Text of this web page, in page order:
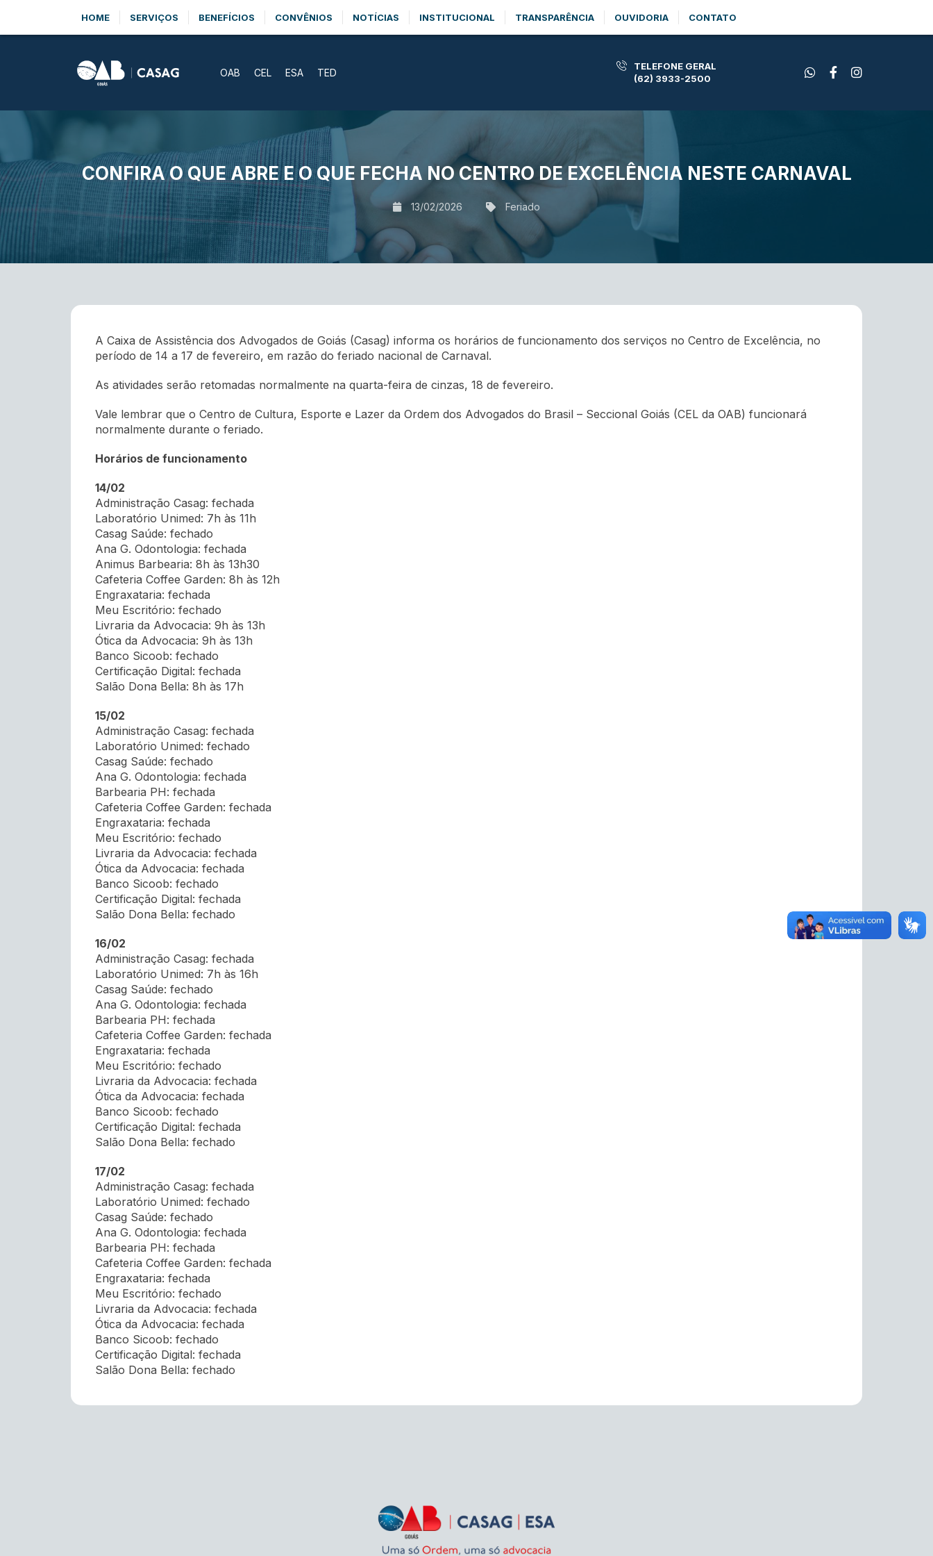
HOME SERVIÇOS BENEFÍCIOS CONVÊNIOS NOTÍCIAS INSTITUCIONAL TRANSPARÊNCIA OUVIDORIA CONTATO
OAB CEL ESA TED
TELEFONE GERAL
(62) 3933-2500
CONFIRA O QUE ABRE E O QUE FECHA NO CENTRO DE EXCELÊNCIA NESTE CARNAVAL
13/02/2026 Feriado
A Caixa de Assistência dos Advogados de Goiás (Casag) informa os horários de funcionamento dos serviços no Centro de Excelência, no
período de 14 a 17 de fevereiro, em razão do feriado nacional de Carnaval.
As atividades serão retomadas normalmente na quarta-feira de cinzas, 18 de fevereiro.
Vale lembrar que o Centro de Cultura, Esporte e Lazer da Ordem dos Advogados do Brasil – Seccional Goiás (CEL da OAB) funcionará
normalmente durante o feriado.
Horários de funcionamento
14/02
Administração Casag: fechada
Laboratório Unimed: 7h às 11h
Casag Saúde: fechado
Ana G. Odontologia: fechada
Animus Barbearia: 8h às 13h30
Cafeteria Coffee Garden: 8h às 12h
Engraxataria: fechada
Meu Escritório: fechado
Livraria da Advocacia: 9h às 13h
Ótica da Advocacia: 9h às 13h
Banco Sicoob: fechado
Certificação Digital: fechada
Salão Dona Bella: 8h às 17h
15/02
Administração Casag: fechada
Laboratório Unimed: fechado
Casag Saúde: fechado
Ana G. Odontologia: fechada
Barbearia PH: fechada
Cafeteria Coffee Garden: fechada
Engraxataria: fechada
Meu Escritório: fechado
Livraria da Advocacia: fechada
Ótica da Advocacia: fechada
Banco Sicoob: fechado
Certificação Digital: fechada
Salão Dona Bella: fechado
16/02
Administração Casag: fechada
Laboratório Unimed: 7h às 16h
Casag Saúde: fechado
Ana G. Odontologia: fechada
Barbearia PH: fechada
Cafeteria Coffee Garden: fechada
Engraxataria: fechada
Meu Escritório: fechado
Livraria da Advocacia: fechada
Ótica da Advocacia: fechada
Banco Sicoob: fechado
Certificação Digital: fechada
Salão Dona Bella: fechado
17/02
Administração Casag: fechada
Laboratório Unimed: fechado
Casag Saúde: fechado
Ana G. Odontologia: fechada
Barbearia PH: fechada
Cafeteria Coffee Garden: fechada
Engraxataria: fechada
Meu Escritório: fechado
Livraria da Advocacia: fechada
Ótica da Advocacia: fechada
Banco Sicoob: fechado
Certificação Digital: fechada
Salão Dona Bella: fechado